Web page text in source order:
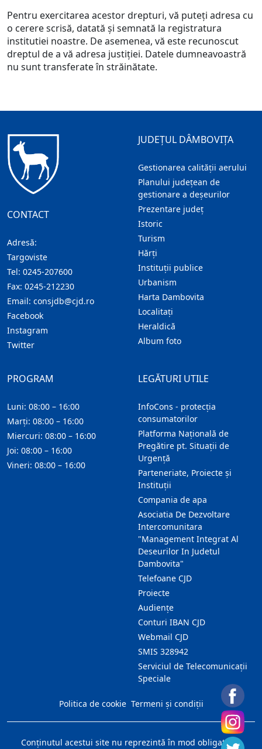
Pentru exercitarea acestor drepturi, vă puteţi adresa cu
o cerere scrisă, datată şi semnată la registratura
institutiei noastre. De asemenea, vă este recunoscut
dreptul de a vă adresa justiţiei. Datele dumneavoastră
nu sunt transferate în străinătate.
CONTACT
Adresă:
Targoviste
Tel: 0245-207600
Fax: 0245-212230
Email: consjdb@cjd.ro
Facebook
Instagram
Twitter
JUDEȚUL DÂMBOVIȚA
Gestionarea calității aerului
Planului județean de
gestionare a deșeurilor
Prezentare judeţ
Istoric
Turism
Hărţi
Instituţii publice
Urbanism
Harta Dambovita
Localitaţi
Heraldică
Album foto
LEGĂTURI UTILE
InfoCons - protecția
consumatorilor
Platforma Națională de
Pregătire pt. Situații de
Urgență
Parteneriate, Proiecte și
Instituții
Compania de apa
Asociatia De Dezvoltare
Intercomunitara
"Management Integrat Al
Deseurilor In Judetul
Dambovita"
Telefoane CJD
Proiecte
Audienţe
Conturi IBAN CJD
Webmail CJD
SMIS 328942
Serviciul de Telecomunicații
Speciale
PROGRAM
Luni: 08:00 – 16:00
Marți: 08:00 – 16:00
Miercuri: 08:00 – 16:00
Joi: 08:00 – 16:00
Vineri: 08:00 – 16:00
Politica de cookie Termeni și condiții
Conţinutul acestui site nu reprezintă în mod obligatoriu